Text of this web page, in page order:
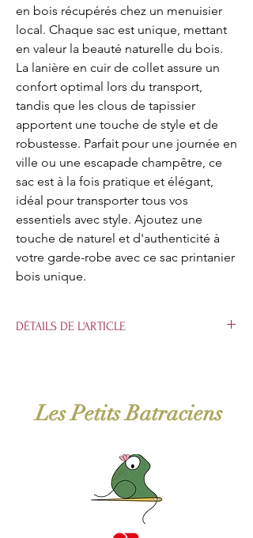
en bois récupérés chez un menuisier
local. Chaque sac est unique, mettant
en valeur la beauté naturelle du bois.
La lanière en cuir de collet assure un
confort optimal lors du transport,
tandis que les clous de tapissier
apportent une touche de style et de
robustesse. Parfait pour une journée en
ville ou une escapade champêtre, ce
sac est à la fois pratique et élégant,
idéal pour transporter tous vos
essentiels avec style. Ajoutez une
touche de naturel et d'authenticité à
votre garde-robe avec ce sac printanier
bois unique.
DÉTAILS DE L'ARTICLE
Les Petits Batraciens